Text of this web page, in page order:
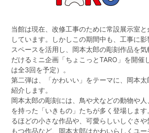
当館は現在、改修工事のために常設展示室
しています。しかしこの期間中も、工事に
スペースを活用し、岡本太郎の彫刻作品を
だけるミニ企画「ちょこっとTARO」を開催
は全3回を予定）。
第二弾は、「かわいい」をテーマに、岡本
紹介します。
岡本太郎の彫刻には、鳥や犬などの動物や
を持った「いきもの」たちが多く登場します
るほどの小さな作品や、可愛らしいしぐさ
もつ作品など、岡本太郎はかわいらしくユ